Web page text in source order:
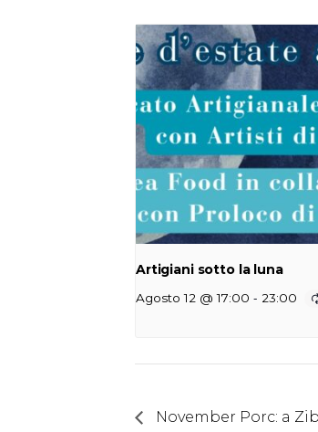
Artigiani sotto la luna
Agosto 12 @ 17:00 - 23:00
November Porc: a